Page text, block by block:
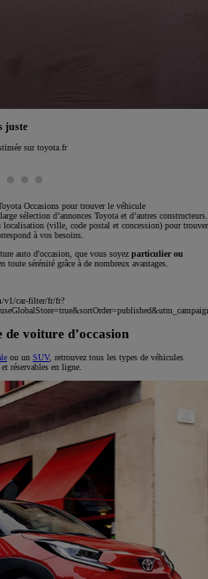
juste
sur toyota.fr
Occasions pour trouver le véhicule
sélection d’annonces Toyota et d’autres constructeurs.
(ville, code postal et concession) pour trouver
à vos besoins.
auto d'occasion, que vous soyez particulier ou
toute sérénité grâce à de nombreux avantages.
v1/car-filter/fr/fr?
voiture d’occasion
ou un SUV, retrouvez tous les types de véhicules
réservables en ligne.